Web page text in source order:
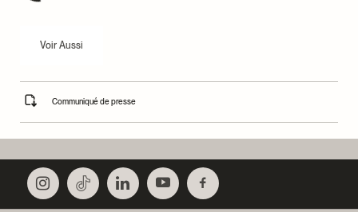
Voir Aussi
Communiqué de presse